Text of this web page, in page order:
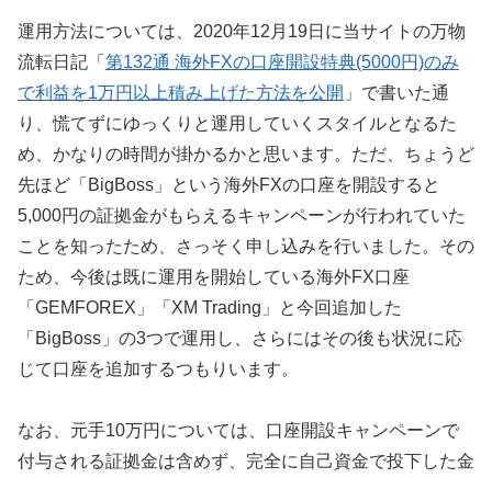
運用方法については、2020年12月19日に当サイトの万物
流転日記「 第132通 海外FXの口座開設特典(5000円)のみ
で利益を1万円以上積み上げた方法を公開 」で書いた通
り、慌てずにゆっくりと運用していくスタイルとなるた
め、かなりの時間が掛かるかと思います。ただ、ちょうど
先ほど「BigBoss」という海外FXの口座を開設すると
5,000円の証拠金がもらえるキャンペーンが行われていた
ことを知ったため、さっそく申し込みを行いました。その
ため、今後は既に運用を開始している海外FX口座
「GEMFOREX」「XM Trading」と今回追加した
「BigBoss」の3つで運用し、さらにはその後も状況に応
じて口座を追加するつもりいます。
なお、元手10万円については、口座開設キャンペーンで
付与される証拠金は含めず、完全に自己資金で投下した金